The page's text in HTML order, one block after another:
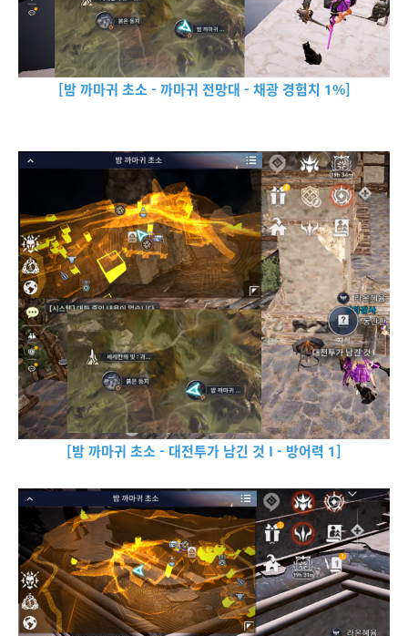
[밤 까마귀 초소 - 까마귀 전망대 - 채광 경험치 1%]
[밤 까마귀 초소 - 대전투가 남긴 것 I - 방어력 1]